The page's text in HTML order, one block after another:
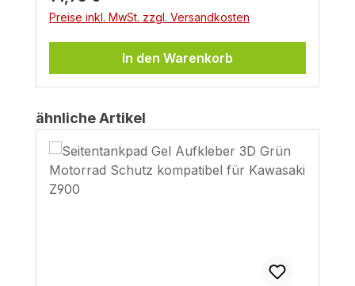
Preise inkl. MwSt. zzgl. Versandkosten
In den Warenkorb
Produktgalerie überspringen
ähnliche Artikel